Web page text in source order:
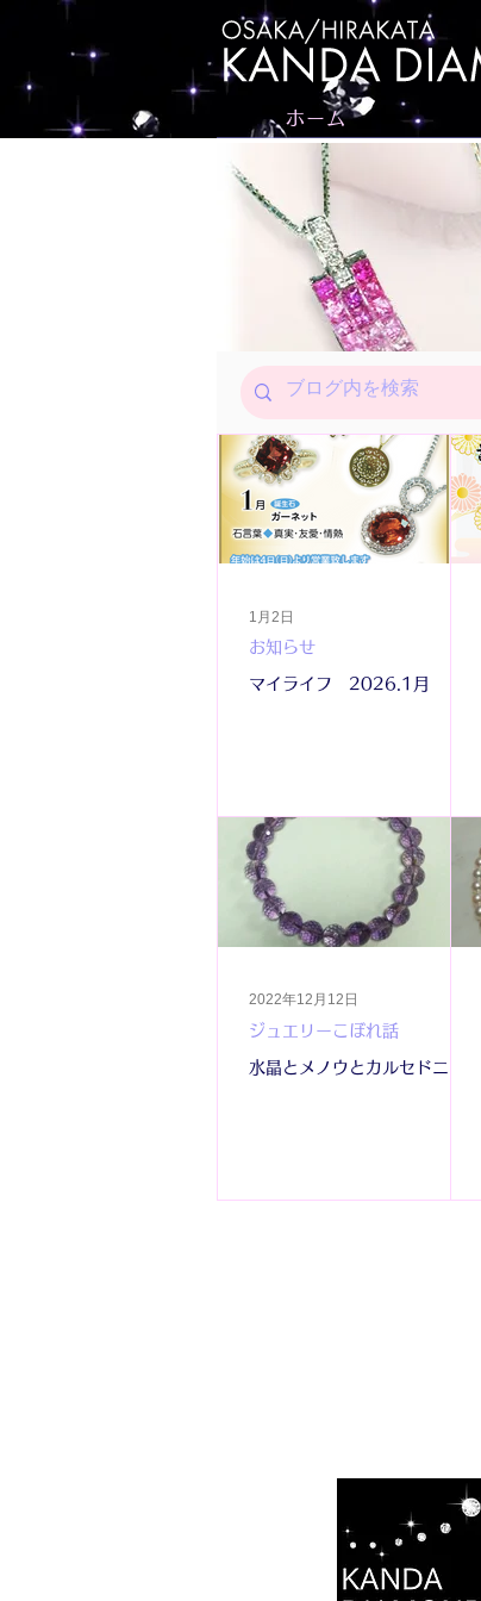
ホーム
マイライフ 2026.1月
お知らせ
1月2日
水晶とメノウとカルセドニー
ジュエリーこぼれ話
2022年12月12日